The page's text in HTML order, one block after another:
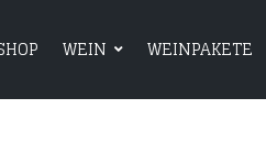
WEIN WEINPAKETE
HOME